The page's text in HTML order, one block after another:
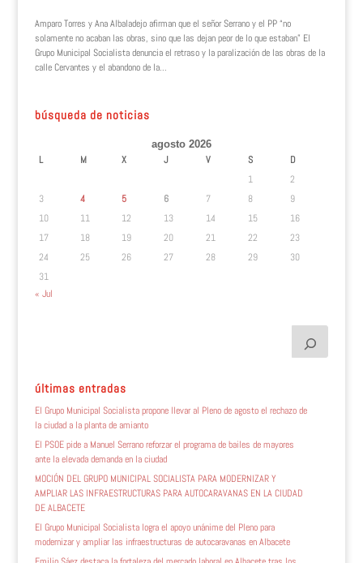
Amparo Torres y Ana Albaladejo afirman que el señor Serrano y el PP “no
solamente no acaban las obras, sino que las dejan peor de lo que estaban” El
Grupo Municipal Socialista denuncia el retraso y la paralización de las obras de la
calle Cervantes y el abandono de la...
búsqueda de noticias
agosto 2026
L M X J V S
D
1
2
3
4 5 6 7 8
9
10
11 12 13 14 15
16
17
18 19 20 21 22
23
24
25 26 27 28 29
30
31
« Jul
últimas entradas
El Grupo Municipal Socialista propone llevar al Pleno de agosto el rechazo de
la ciudad a la planta de amianto
El PSOE pide a Manuel Serrano reforzar el programa de bailes de mayores
ante la elevada demanda en la ciudad
MOCIÓN DEL GRUPO MUNICIPAL SOCIALISTA PARA MODERNIZAR Y
AMPLIAR LAS INFRAESTRUCTURAS PARA AUTOCARAVANAS EN LA CIUDAD
DE ALBACETE
El Grupo Municipal Socialista logra el apoyo unánime del Pleno para
modernizar y ampliar las infraestructuras de autocaravanas en Albacete